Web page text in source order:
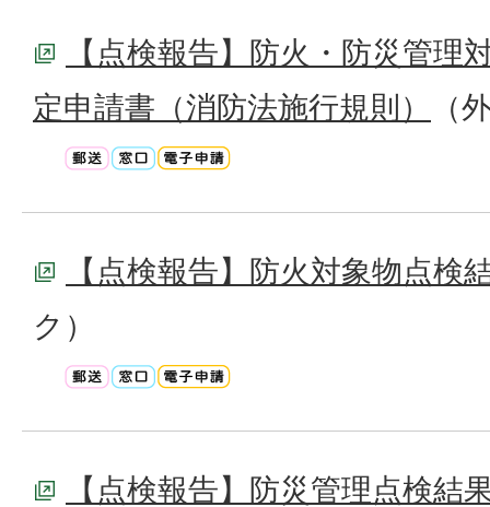
【点検報告】防火・防災管理
定申請書（消防法施行規則）
（
【点検報告】防火対象物点検
ク）
【点検報告】防災管理点検結